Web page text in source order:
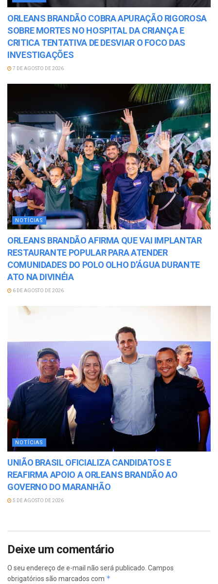
ORLEANS BRANDÃO COBRA APURAÇÃO RIGOROSA
SOBRE MORTES NO HOSPITAL DA CRIANÇA E
CRITICA TENTATIVA DE DESVIAR O FOCO DAS
INVESTIGAÇÕES
7 DE AGOSTO DE 2026
NOTÍCIAS
ORLEANS BRANDÃO AFIRMA QUE VAI IMPLANTAR
RESTAURANTE POPULAR PARA ATENDER
COMUNIDADES DO POLO OLHO D’ÁGUA DURANTE
ATO NA DIVINÉIA
6 DE AGOSTO DE 2026
NOTÍCIAS
UNIÃO BRASIL OFICIALIZA CANDIDATOS E
REAFIRMA APOIO A ORLEANS BRANDÃO AO
GOVERNO DO MARANHÃO
5 DE AGOSTO DE 2026
Deixe um comentário
O seu endereço de e-mail não será publicado. Campos
obrigatórios são marcados com *